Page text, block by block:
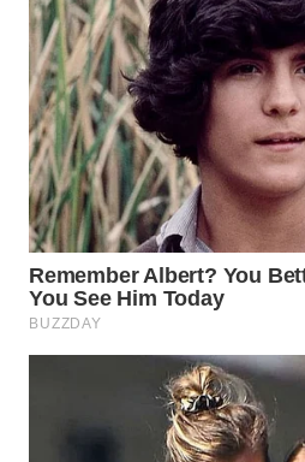
Wahana
Media
Group
WAHANA
NEWS
WAHANA
WAHANA
ADVOKAT
INFRASTRUKTUR